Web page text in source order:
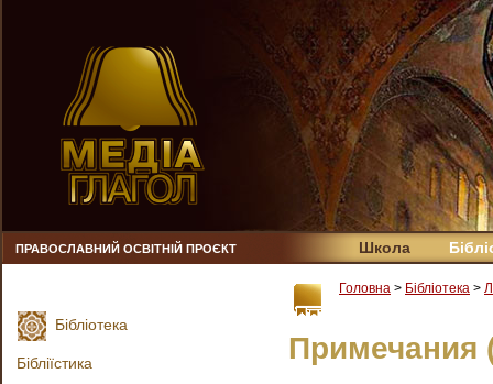
ПРАВОСЛАВНИЙ ОСВІТНІЙ ПРОЄКТ Школа
Головна > Бібліотека >
Примечания
Бібліотека
Бібліїстика